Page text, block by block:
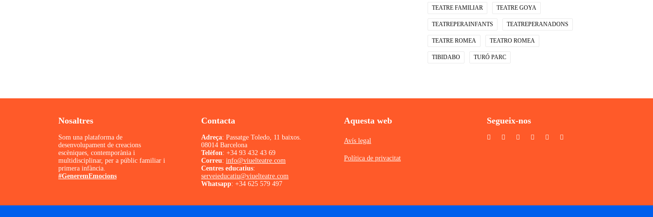
TEATRE FAMILIAR TEATRE GOYA
TEATREPERAINFANTS TEATREPERANADONS
TEATRE ROMEA TEATRO ROMEA
TIBIDABO TURÓ PARC
Nosaltres
Som una plataforma de
desenvolupament de creacions
escèniques, contemporània i
multidisciplinar, per a públic familiar i
primera infància.
#GeneremEmocions
Contacta
Adreça: Passatge Toledo, 11 baixos.
08014 Barcelona
Telèfon: +34 93 432 43 69
Correu: info@viuelteatre.com
Centres educatius:
serveieducatiu@viuelteatre.com
Whatsapp: +34 625 579 497
Aquesta web
Avís legal
Política de privacitat
Segueix-nos